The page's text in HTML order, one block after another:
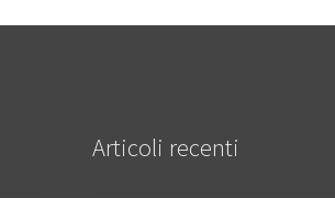
Articoli recenti